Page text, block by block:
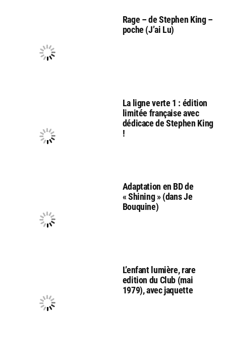
Rage – de Stephen King –
poche (J’ai Lu)
La ligne verte 1 : édition
limitée française avec
dédicace de Stephen King
!
Adaptation en BD de
« Shining » (dans Je
Bouquine)
L’enfant lumière, rare
edition du Club (mai
1979), avec jaquette